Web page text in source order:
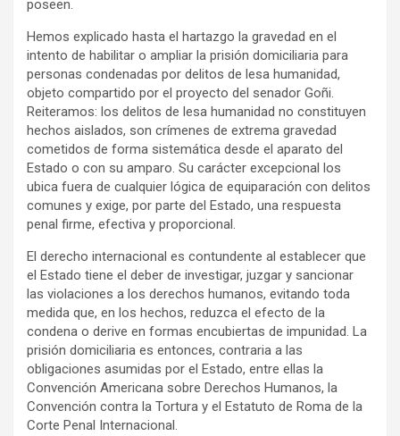
poseen.
Hemos explicado hasta el hartazgo la gravedad en el
intento de habilitar o ampliar la prisión domiciliaria para
personas condenadas por delitos de lesa humanidad,
objeto compartido por el proyecto del senador Goñi.
Reiteramos: los delitos de lesa humanidad no constituyen
hechos aislados, son crímenes de extrema gravedad
cometidos de forma sistemática desde el aparato del
Estado o con su amparo. Su carácter excepcional los
ubica fuera de cualquier lógica de equiparación con delitos
comunes y exige, por parte del Estado, una respuesta
penal firme, efectiva y proporcional.
El derecho internacional es contundente al establecer que
el Estado tiene el deber de investigar, juzgar y sancionar
las violaciones a los derechos humanos, evitando toda
medida que, en los hechos, reduzca el efecto de la
condena o derive en formas encubiertas de impunidad. La
prisión domiciliaria es entonces, contraria a las
obligaciones asumidas por el Estado, entre ellas la
Convención Americana sobre Derechos Humanos, la
Convención contra la Tortura y el Estatuto de Roma de la
Corte Penal Internacional.